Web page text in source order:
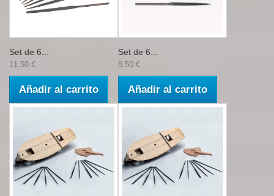
Set de 6...
11,50 €
Añadir al carrito
Set de 6...
8,50 €
Añadir al carrito